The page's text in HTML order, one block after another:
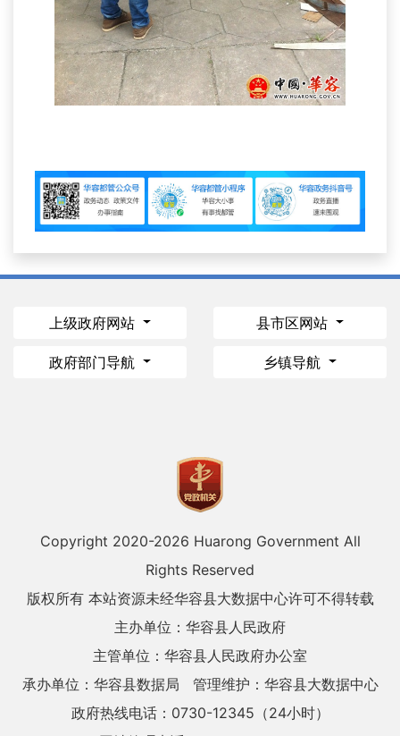
上级政府网站 县市区网站
政府部门导航 乡镇导航
Copyright 2020-2026 Huarong Government All
Rights Reserved
版权所有 本站资源未经华容县大数据中心许可不得转载
主办单位：华容县人民政府
主管单位：华容县人民政府办公室
承办单位：华容县数据局
管理维护：华容县大数据中心
政府热线电话：0730-12345（24小时）